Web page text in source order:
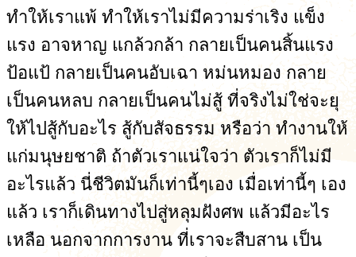
ทำให้เราแพ้ ทำให้เราไม่มีความร่าเริง แข็ง
แรง อาจหาญ แกล้วกล้า กลายเป็นคนสิ้นแรง
ป้อแป้ กลายเป็นคนอับเฉา หม่นหมอง กลาย
เป็นคนหลบ กลายเป็นคนไม่สู้ ที่จริงไม่ใช่จะยุ
ให้ไปสู้กับอะไร สู้กับสัจธรรม หรือว่า ทำงานให้
แก่มนุษยชาติ ถ้าตัวเราแน่ใจว่า ตัวเราก็ไม่มี
อะไรแล้ว นี่ชีวิตมันก็เท่านี้ๆเอง เมื่อเท่านี้ๆ เอง
แล้ว เราก็เดินทางไปสู่หลุมฝังศพ แล้วมีอะไร
เหลือ นอกจากการงาน ที่เราจะสืบสาน เป็น